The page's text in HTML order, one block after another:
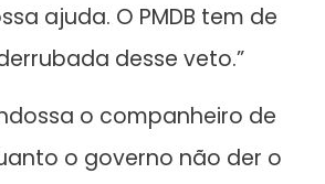
ajuda. O PMDB tem de
desse veto.”
o companheiro de
o governo não der o